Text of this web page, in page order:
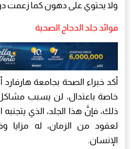
ولا يحتوي على دهون كما زعمت
فوائد جلد الدجاج الصحية
أكد خبراء الصحة بجامعة هارفارد
خاصة باعتدال، لن يسبب
ذلك، فإنَّ هذا الجلد، الذي
لعقود من الزمان، له مزايا
الإنسان.